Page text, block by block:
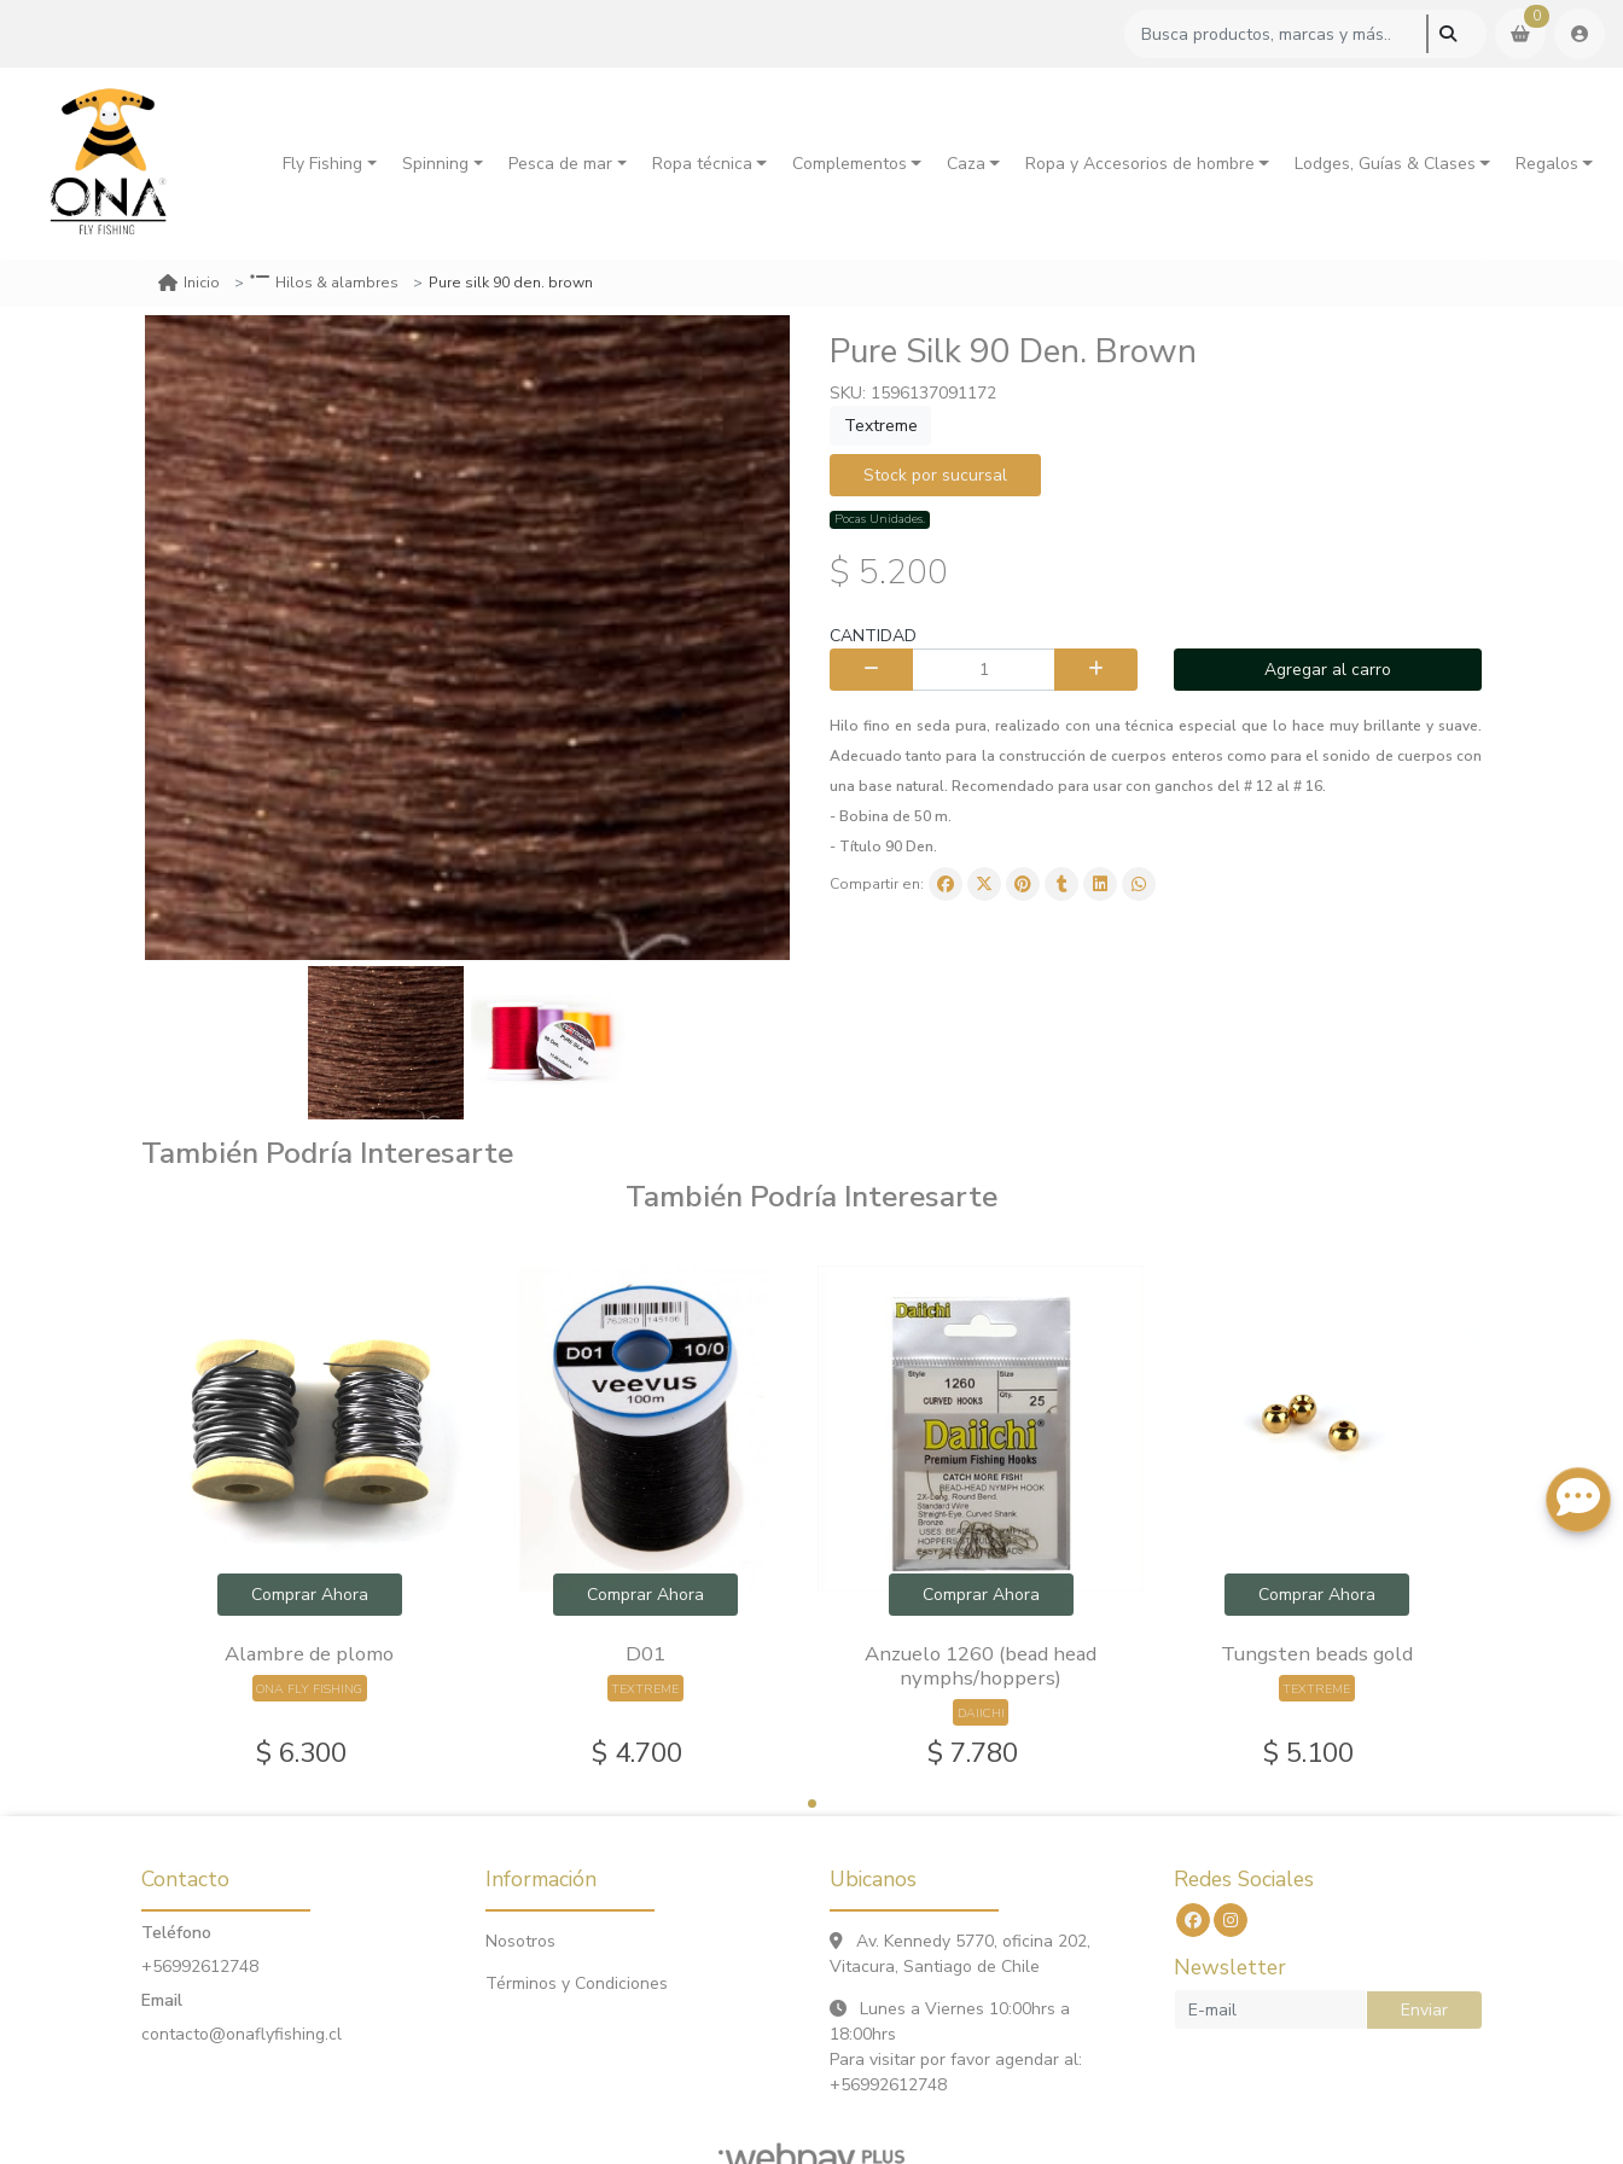
0
Fly Fishing Spinning Pesca de mar Ropa técnica Complementos Caza Ropa y Accesorios de hombre Lodges, Guías & Clases Regalos
Inicio Hilos & alambres Pure silk 90 den. brown
Pure Silk 90 Den. Brown
SKU: 1596137091172
Textreme
Stock por sucursal
Pocas Unidades.
$ 5.200
CANTIDAD
Agregar al carro
Hilo fino en seda pura, realizado con una técnica especial que lo hace muy brillante y suave.
Adecuado tanto para la construcción de cuerpos enteros como para el sonido de cuerpos con
una base natural. Recomendado para usar con ganchos del # 12 al # 16.
- Bobina de 50 m.
- Título 90 Den.
Compartir en:
También Podría Interesarte
También Podría Interesarte
Comprar Ahora
Alambre de plomo
ONA FLY FISHING
$ 6.300
Comprar Ahora
D01
TEXTREME
$ 4.700
Comprar Ahora
Anzuelo 1260 (bead head
nymphs/hoppers)
DAIICHI
$ 7.780
Comprar Ahora
Tungsten beads gold
TEXTREME
$ 5.100
Contacto
Teléfono
+56992612748
Email
contacto@onaflyfishing.cl
Información
Nosotros
Términos y Condiciones
Ubicanos
Av. Kennedy 5770, oficina 202,
Vitacura, Santiago de Chile
Lunes a Viernes 10:00hrs a
18:00hrs
Para visitar por favor agendar al:
+56992612748
Redes Sociales
Newsletter
Enviar